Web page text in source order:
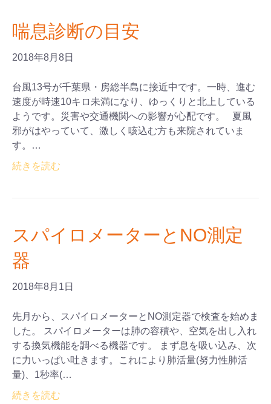
喘息診断の目安
2018年8月8日
台風13号が千葉県・房総半島に接近中です。一時、進む
速度が時速10キロ未満になり、ゆっくりと北上している
ようです。災害や交通機関への影響が心配です。 夏風
邪がはやっていて、激しく咳込む方も来院されていま
す。…
続きを読む
スパイロメーターとNO測定
器
2018年8月1日
先月から、スパイロメーターとNO測定器で検査を始めま
した。 スパイロメーターは肺の容積や、空気を出し入れ
する換気機能を調べる機器です。 まず息を吸い込み、次
に力いっぱい吐きます。これにより肺活量(努力性肺活
量)、1秒率(…
続きを読む